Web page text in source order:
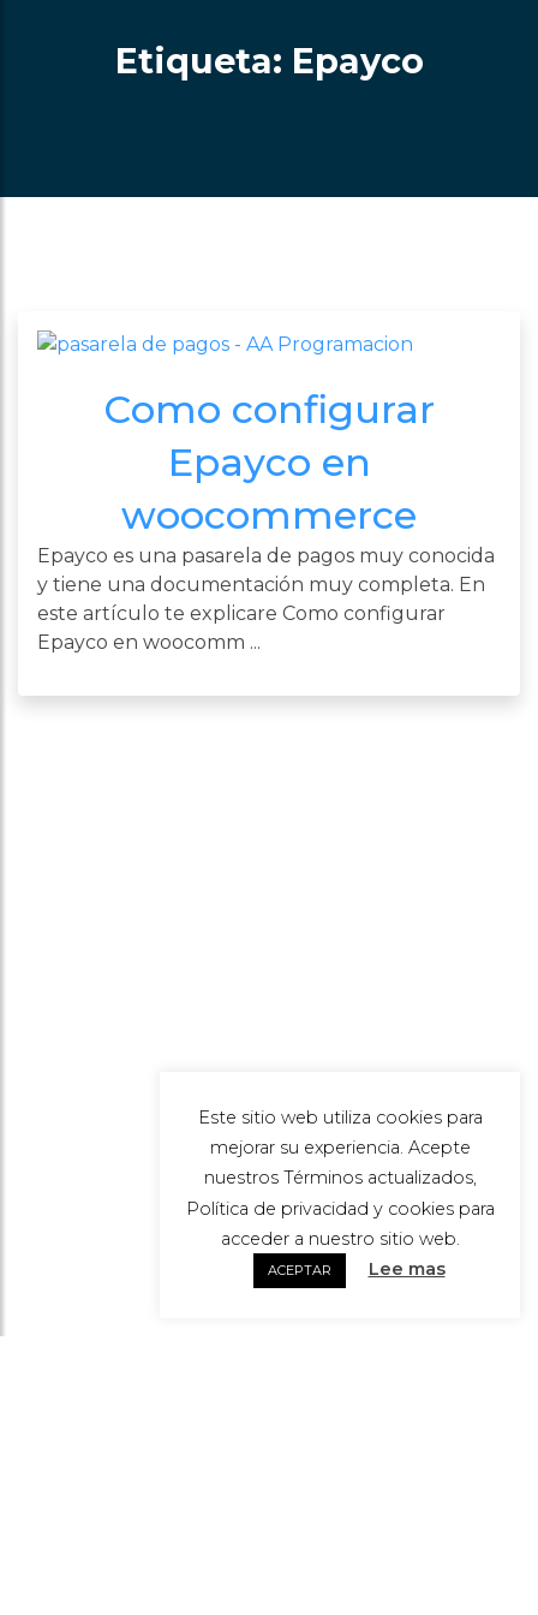
Etiqueta: Epayco
Como configurar
Epayco en
woocommerce
Epayco es una pasarela de pagos muy conocida
y tiene una documentación muy completa. En
este artículo te explicare Como configurar
Epayco en woocomm ...
Este sitio web utiliza cookies para
mejorar su experiencia. Acepte
nuestros Términos actualizados,
Política de privacidad y cookies para
acceder a nuestro sitio web.
ACEPTAR Lee mas